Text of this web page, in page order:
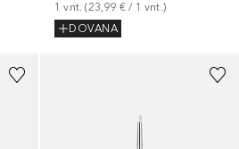
1 vnt. (23,99 € / 1 vnt.)
DOVANA